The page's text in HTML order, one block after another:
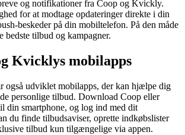
og notifikationer fra Coop og Kvickly.
for at modtage opdateringer direkte i din
beskeder på din mobiltelefon. På den måde
bedste tilbud og kampagner.
Kvicklys mobilapps
også udviklet mobilapps, der kan hjælpe dig
personlige tilbud. Download Coop eller
din smartphone, og log ind med dit
du finde tilbudsaviser, oprette indkøbslister
tilbud kun tilgængelige via appen.